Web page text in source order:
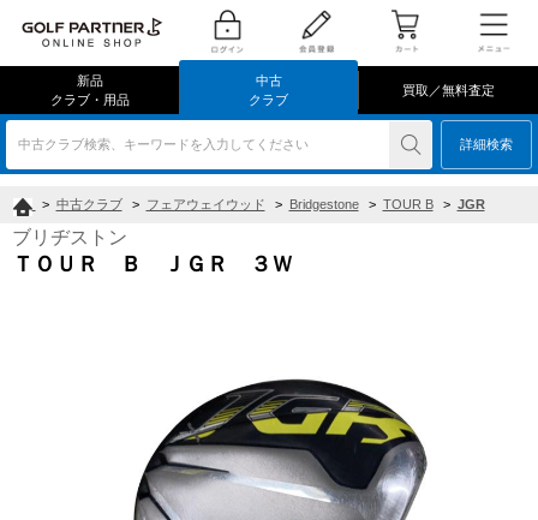
新品
クラブ・用品
中古
クラブ
買取／無料査定
中古クラブ検索、キーワードを入力してください 詳細検索
> 中古クラブ > フェアウェイウッド > Bridgestone > TOUR B > JGR
ブリヂストン
ＴＯＵＲ Ｂ ＪＧＲ ３Ｗ